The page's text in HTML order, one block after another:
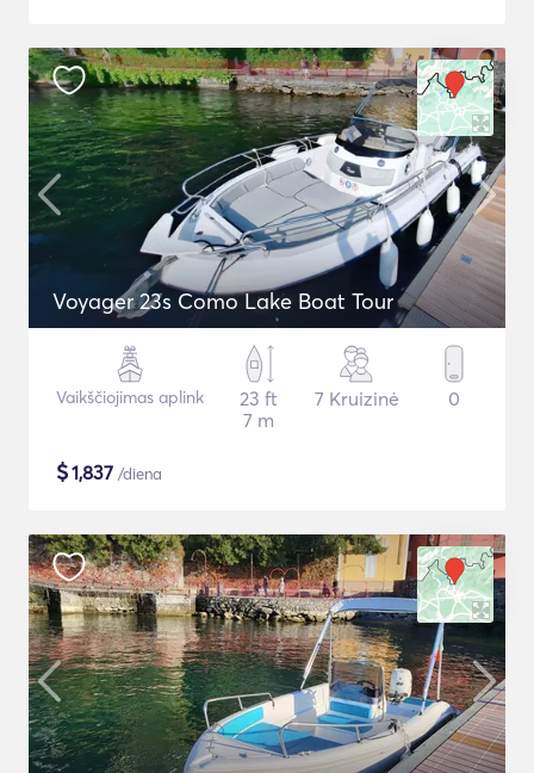
Voyager 23s Como Lake Boat Tour
Vaikščiojimas aplink
23 ft
7 m
7 Kruizinė 0
$1,837 /diena